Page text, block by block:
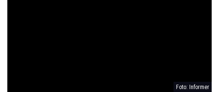
Foto: Informer